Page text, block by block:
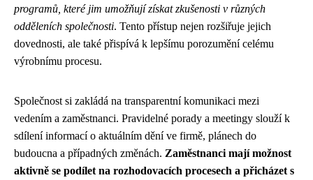
programů, které jim umožňují získat zkušenosti v různých
odděleních společnosti. Tento přístup nejen rozšiřuje jejich
dovednosti, ale také přispívá k lepšímu porozumění celému
výrobnímu procesu.
Společnost si zakládá na transparentní komunikaci mezi
vedením a zaměstnanci. Pravidelné porady a meetingy slouží k
sdílení informací o aktuálním dění ve firmě, plánech do
budoucna a případných změnách. Zaměstnanci mají možnost
aktivně se podílet na rozhodovacích procesech a přicházet s